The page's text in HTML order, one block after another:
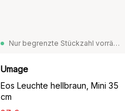
Nur begrenzte Stückzahl vorrätig
Umage
Eos Leuchte hellbraun, Mini 35
cm